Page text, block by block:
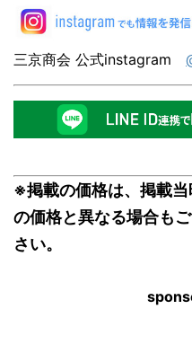
三京商会 公式instagram
※掲載の価格は、掲載
の価格と異なる場合も
さい。